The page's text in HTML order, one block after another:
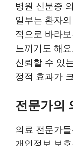
병원 신분증
일부는 환자
적으로 바라
느끼기도 해
신뢰할 수 있
정적 효과가
전문가의
의료 전문가
개인정보 보